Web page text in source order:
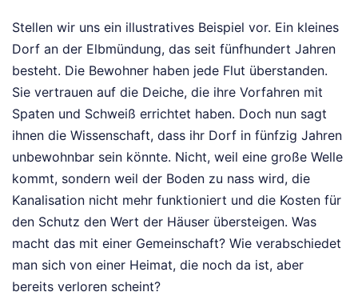
Stellen wir uns ein illustratives Beispiel vor. Ein kleines
Dorf an der Elbmündung, das seit fünfhundert Jahren
besteht. Die Bewohner haben jede Flut überstanden.
Sie vertrauen auf die Deiche, die ihre Vorfahren mit
Spaten und Schweiß errichtet haben. Doch nun sagt
ihnen die Wissenschaft, dass ihr Dorf in fünfzig Jahren
unbewohnbar sein könnte. Nicht, weil eine große Welle
kommt, sondern weil der Boden zu nass wird, die
Kanalisation nicht mehr funktioniert und die Kosten für
den Schutz den Wert der Häuser übersteigen. Was
macht das mit einer Gemeinschaft? Wie verabschiedet
man sich von einer Heimat, die noch da ist, aber
bereits verloren scheint?